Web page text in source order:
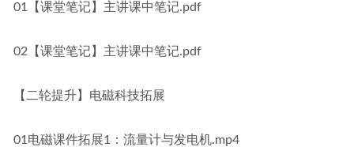
01【课堂笔记】主讲课中笔记.pdf
02【课堂笔记】主讲课中笔记.pdf
【二轮提升】电磁科技拓展
01电磁课件拓展1：流量计与发电机.mp4